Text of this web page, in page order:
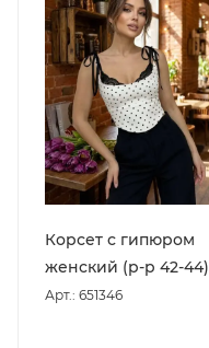
Корсет с гипюром
женский (р-р 42-44)
Арт.: 651346